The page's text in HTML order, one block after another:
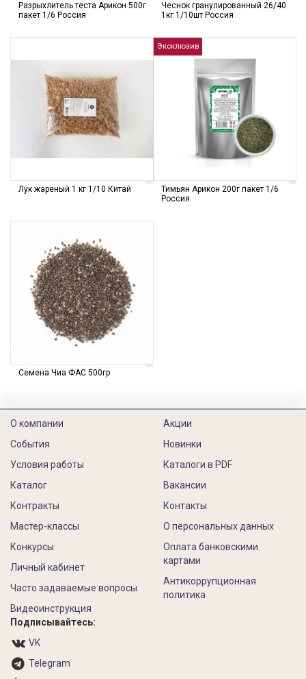
Разрыхлитель теста Арикон 500г
пакет 1/6 Россия
Чеснок гранулированный 26/40
1кг 1/10шт Россия
Лук жареный 1 кг 1/10 Китай
Эксклюзив
Тимьян Арикон 200г пакет 1/6
Россия
Семена Чиа ФАС 500гр
О компании
События
Условия работы
Каталог
Контракты
Акции
Новинки
Каталоги в PDF
Вакансии
Контакты
Мастер-классы
Конкурсы
Личный кабинет
Часто задаваемые вопросы
Видеоинструкция
О персональных данных
Оплата банковскими
картами
Антикоррупционная
политика
Подписывайтесь:
VK
Telegram